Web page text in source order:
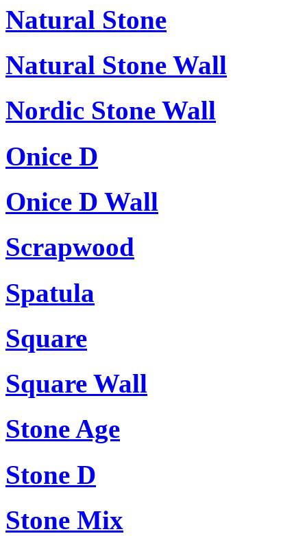
Natural Stone
Natural Stone Wall
Nordic Stone Wall
Onice D
Onice D Wall
Scrapwood
Spatula
Square
Square Wall
Stone Age
Stone D
Stone Mix